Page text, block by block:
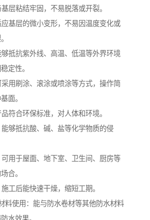
层粘结牢固，不易脱落或开裂。
基层的微小变形，不易因温度变化或
抵抗紫外线、高温、低温等外界环境
定性。
用刷涂、滚涂或喷涂等方式，操作简
面。
符合环保标准，对人体和环境。
够抵抗酸、碱、盐等化学物质的侵
用于屋面、地下室、卫生间、厨房等
合。
工后能快速干燥，缩短工期。
料使用：能与防水卷材等其他防水材料
水效果。